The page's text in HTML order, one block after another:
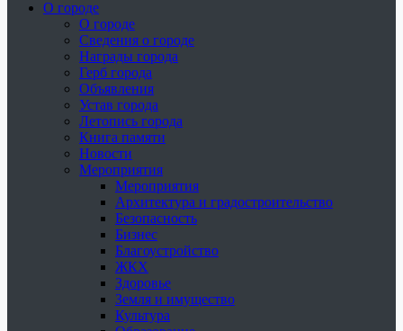
О городе
О городе
Сведения о городе
Награды города
Герб города
Объявления
Устав города
Летопись города
Книга памяти
Новости
Мероприятия
Мероприятия
Архитектура и градостроительство
Безопасность
Бизнес
Благоустройство
ЖКХ
Здоровье
Земля и имущество
Культура